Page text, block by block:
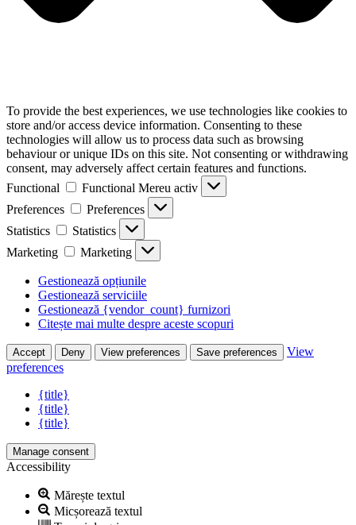
To provide the best experiences, we use technologies like cookies to
store and/or access device information. Consenting to these
technologies will allow us to process data such as browsing
behaviour or unique IDs on this site. Not consenting or withdrawing
consent, may adversely affect certain features and functions.
Functional
Functional Mereu activ
Preferences
Preferences
Statistics
Statistics
Marketing
Marketing
Gestionează opțiunile
Gestionează serviciile
Gestionează {vendor_count} furnizori
Citește mai multe despre aceste scopuri
Accept Deny View preferences Save preferences
View
preferences
{title}
{title}
{title}
Manage consent
Accessibility
Mărește textul
Micșorează textul